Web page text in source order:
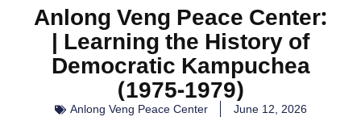
Anlong Veng Peace Center:
| Learning the History of
Democratic Kampuchea
(1975-1979)
Anlong Veng Peace Center June 12, 2026